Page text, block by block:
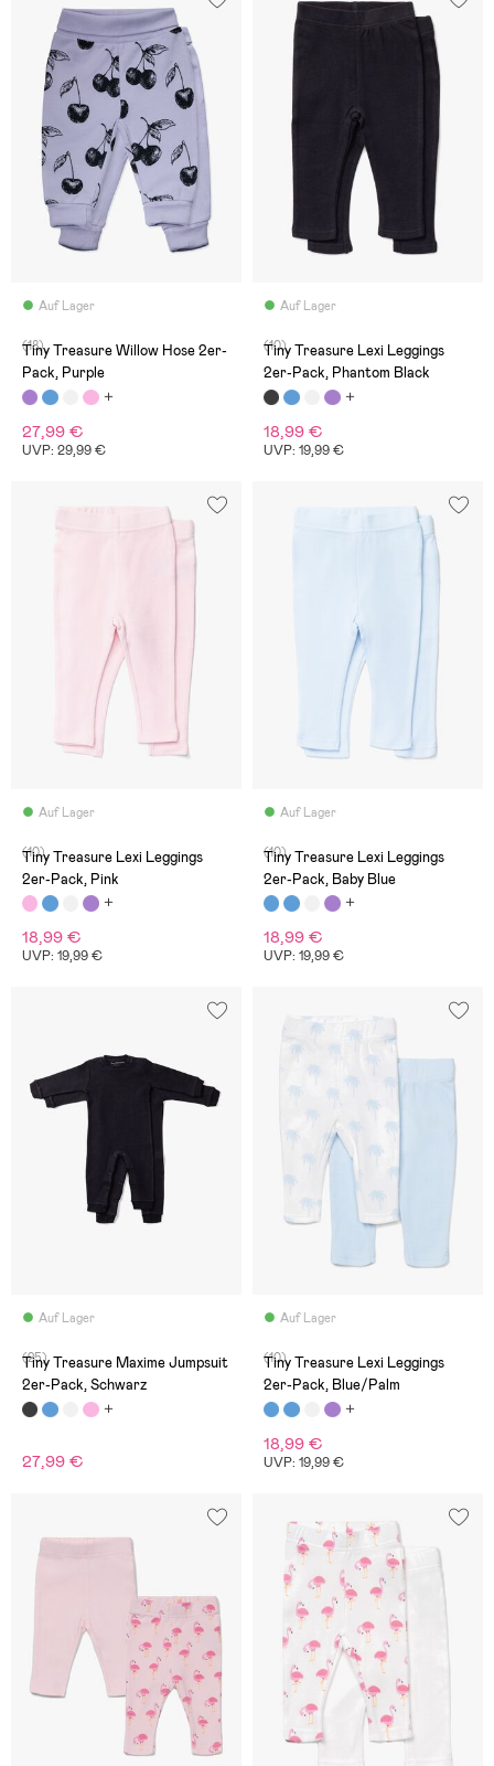
Auf Lager
(18)
Tiny Treasure Willow Hose 2er-
Pack, Purple
27,99 €
UVP: 29,99 €
Auf Lager
(10)
Tiny Treasure Lexi Leggings
2er-Pack, Phantom Black
18,99 €
UVP: 19,99 €
Auf Lager
(10)
Tiny Treasure Lexi Leggings
2er-Pack, Pink
18,99 €
UVP: 19,99 €
Auf Lager
(10)
Tiny Treasure Lexi Leggings
2er-Pack, Baby Blue
18,99 €
UVP: 19,99 €
Auf Lager
(25)
Tiny Treasure Maxime Jumpsuit
2er-Pack, Schwarz
27,99 €
Auf Lager
(10)
Tiny Treasure Lexi Leggings
2er-Pack, Blue/Palm
18,99 €
UVP: 19,99 €